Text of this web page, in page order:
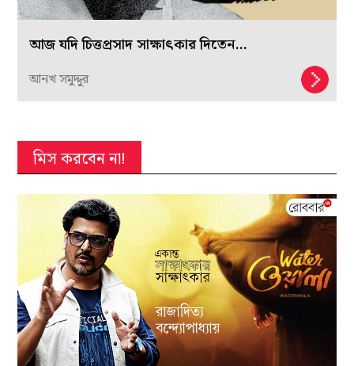
আজ যদি চিত্তপ্রসাদ সাক্ষাৎকার দিতেন…
আনখ সমুদ্দুর
মিস করবেন না!